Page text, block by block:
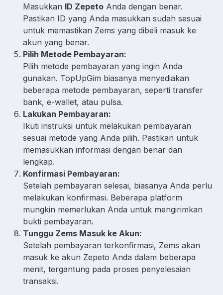
Masukkan ID Zepeto Anda dengan benar.
Pastikan ID yang Anda masukkan sudah sesuai
untuk memastikan Zems yang dibeli masuk ke
akun yang benar.
Pilih Metode Pembayaran:
Pilih metode pembayaran yang ingin Anda
gunakan. TopUpGim biasanya menyediakan
beberapa metode pembayaran, seperti transfer
bank, e-wallet, atau pulsa.
Lakukan Pembayaran:
Ikuti instruksi untuk melakukan pembayaran
sesuai metode yang Anda pilih. Pastikan untuk
memasukkan informasi dengan benar dan
lengkap.
Konfirmasi Pembayaran:
Setelah pembayaran selesai, biasanya Anda perlu
melakukan konfirmasi. Beberapa platform
mungkin memerlukan Anda untuk mengirimkan
bukti pembayaran.
Tunggu Zems Masuk ke Akun:
Setelah pembayaran terkonfirmasi, Zems akan
masuk ke akun Zepeto Anda dalam beberapa
menit, tergantung pada proses penyelesaian
transaksi.